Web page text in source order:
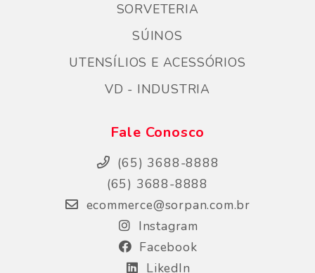
SORVETERIA
SÚINOS
UTENSÍLIOS E ACESSÓRIOS
VD - INDUSTRIA
Fale Conosco
(65) 3688-8888
(65) 3688-8888
ecommerce@sorpan.com.br
Instagram
Facebook
LikedIn